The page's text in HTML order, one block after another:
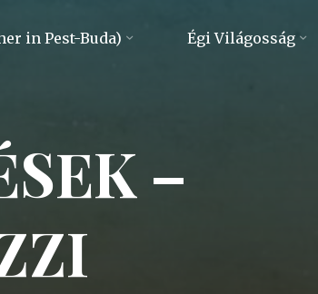
in Pest-Buda) Égi Világosság
–